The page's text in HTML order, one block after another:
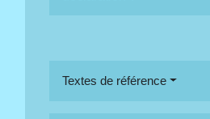
Textes de référence